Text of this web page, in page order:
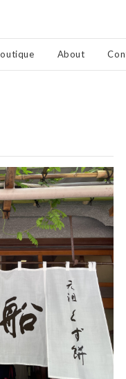
About